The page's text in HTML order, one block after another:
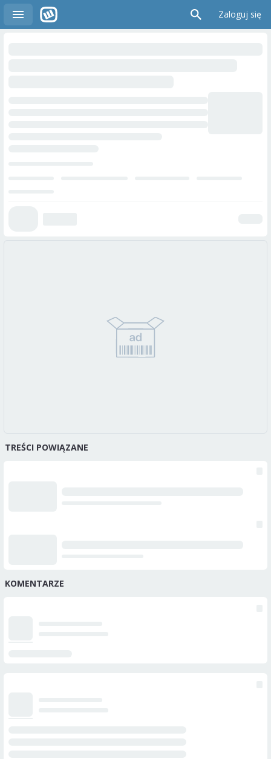
Zaloguj się
TREŚCI POWIĄZANE
KOMENTARZE